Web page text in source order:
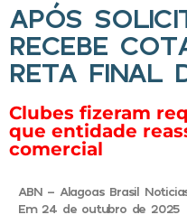
APÓS
RECEBE
RETA FINAL
Clubes fizeram
que entidade
comercial
ABN - Alagoas Brasil
Em 24 de outubro de 2025